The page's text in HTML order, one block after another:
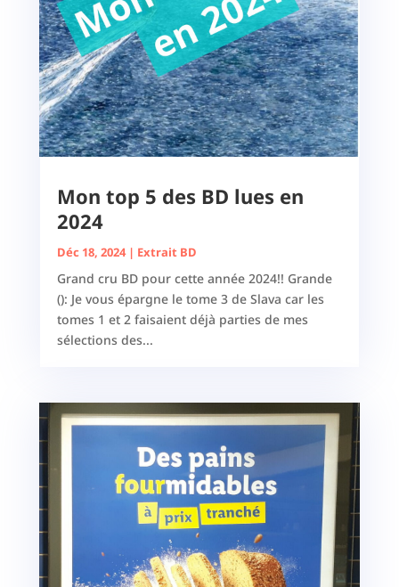
Mon top 5 des BD lues en
2024
Déc 18, 2024| Extrait BD
Grand cru BD pour cette année 2024!! Grande
(): Je vous épargne le tome 3 de Slava car les
tomes 1 et 2 faisaient déjà parties de mes
sélections des...